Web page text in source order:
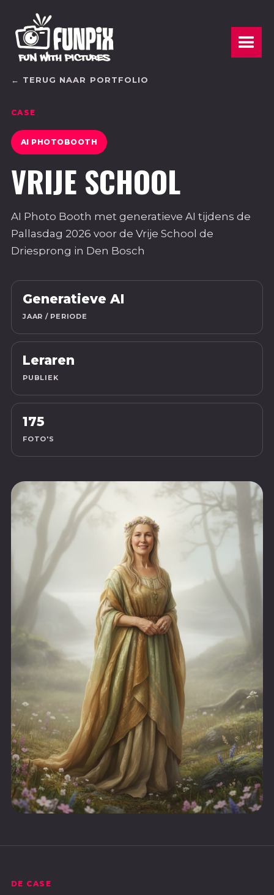
← TERUG NAAR PORTFOLIO
CASE
AI PHOTOBOOTH
VRIJE SCHOOL
AI Photo Booth met generatieve AI tijdens de
Pallasdag 2026 voor de Vrije School de
Driesprong in Den Bosch
Generatieve AI
JAAR / PERIODE
Leraren
PUBLIEK
175
FOTO'S
DE CASE